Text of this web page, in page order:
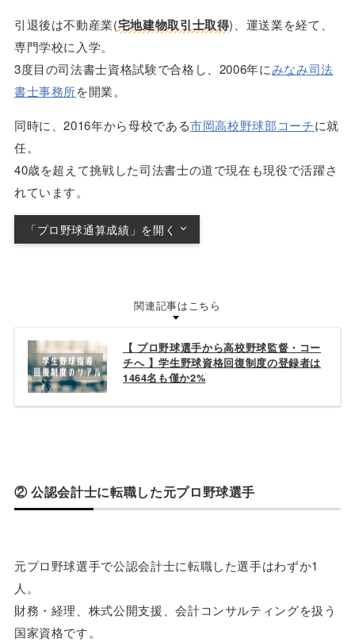
引退後は不動産業(宅地建物取引士取得)、運送業を経て、
専門学校に入学。
3度目の司法書士資格試験で合格し、2006年にみなみ司法
書士事務所を開業。
同時に、2016年から母校である市岡高校野球部コーチに就
任。
40歳を超えて挑戦した司法書士の道で現在も現役で活躍さ
れています。
「プロ野球通算成績」を開く
関連記事はこちら
【 プロ野球選手から高校野球監督・コー
チへ 】学生野球資格回復制度の登録者は
1464名も僅か2%
② 公認会計士に転職した元プロ野球選手
元プロ野球選手で公認会計士に転職した選手はわずか1
人。
財務・経理、株式公開支援、会計コンサルティングを扱う
国家資格です。